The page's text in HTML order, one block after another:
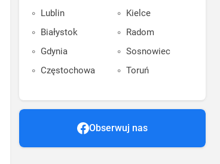
Lublin
Białystok
Gdynia
Częstochowa
Kielce
Radom
Sosnowiec
Toruń
Obserwuj nas